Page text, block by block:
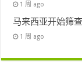
1 周 ago
马来西亚开始筛
1 周 ago